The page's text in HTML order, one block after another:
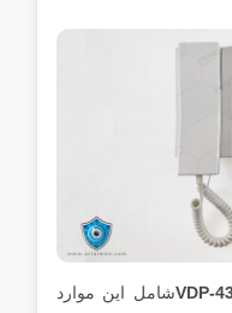
شامل این موارد